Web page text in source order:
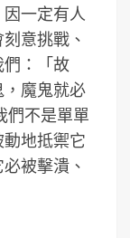
一定有人
意挑戰、
：「故
魔鬼就必
們不是單單
地抵禦它
被擊潰、